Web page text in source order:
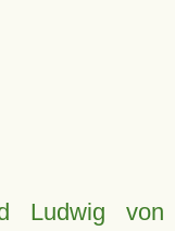
Ludwig von